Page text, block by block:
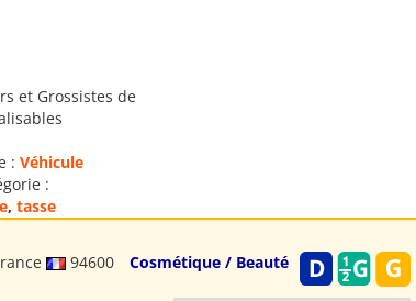
et Grossistes de
: Véhicule
:
, tasse
94600 Cosmétique / Beauté